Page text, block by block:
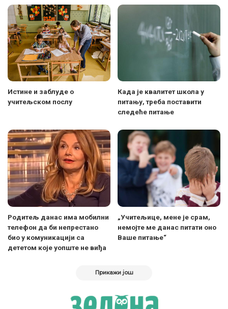
Истине и заблуде о
учитељском послу
Када је квалитет школа у
питању, треба поставити
следеће питање
Родитељ данас има мобилни
телефон да би непрестано
био у комуникацији са
дететом које уопште не виђа
„Учитељице, мене је срам,
немојте ме данас питати оно
Ваше питање“
Прикажи још